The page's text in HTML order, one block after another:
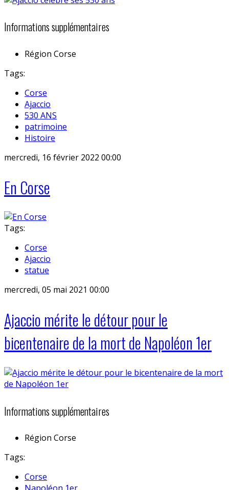
Informations supplémentaires
Région Corse
Tags:
Corse
Ajaccio
530 ANS
patrimoine
Histoire
mercredi, 16 février 2022 00:00
En Corse
Tags:
Corse
Ajaccio
statue
mercredi, 05 mai 2021 00:00
Ajaccio mérite le détour pour le
bicentenaire de la mort de Napoléon 1er
Informations supplémentaires
Région Corse
Tags:
Corse